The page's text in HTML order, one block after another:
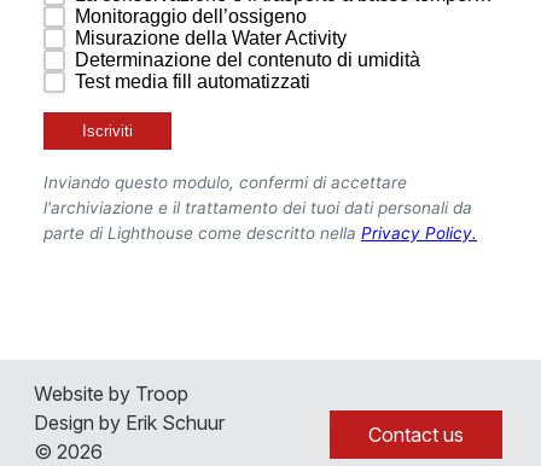
3D Lab Tour
Italiano
Contact us
Website by Troop
Design by Erik Schuur
© 2026